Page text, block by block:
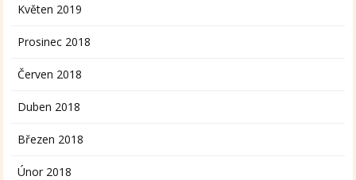
Květen 2019
Prosinec 2018
Červen 2018
Duben 2018
Březen 2018
Únor 2018